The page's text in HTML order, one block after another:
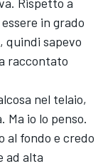
in grado
sapevo
raccontato
nel telaio,
Ma io lo penso.
al fondo e credo
ad alta